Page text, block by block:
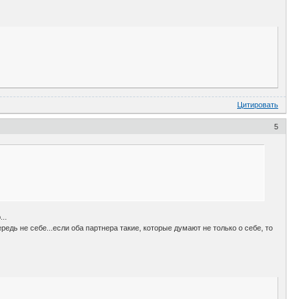
Цитировать
5
не себе...если оба партнера такие, которые думают не только о себе, то